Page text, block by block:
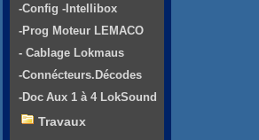
-Config -Intellibox
-Prog Moteur LEMACO
- Cablage Lokmaus
-Connécteurs.Décodes
-Doc Aux 1 à 4 LokSound
Travaux